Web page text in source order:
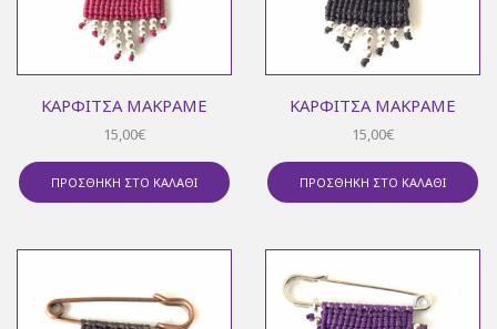
ΚΑΡΦΊΤΣΑ ΜΑΚΡΑΜΈ
15,00€
ΠΡΟΣΘΉΚΗ ΣΤΟ ΚΑΛΆΘΙ
ΚΑΡΦΊΤΣΑ ΜΑΚΡΑΜΈ
15,00€
ΠΡΟΣΘΉΚΗ ΣΤΟ ΚΑΛΆΘΙ